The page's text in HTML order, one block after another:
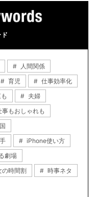
人間関係
育児
仕事効率化
夫婦
事もおしゃれも
iPhone使い方
劇場
の時間割
時事ネタ